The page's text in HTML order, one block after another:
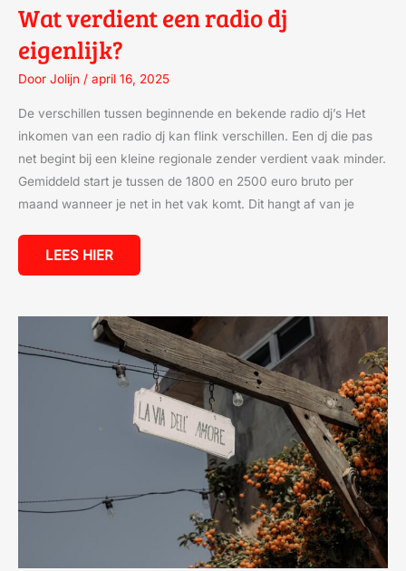
Wat verdient een radio dj
eigenlijk?
Door Jolijn / april 16, 2025
De verschillen tussen beginnende en bekende radio dj’s Het
inkomen van een radio dj kan flink verschillen. Een dj die pas
net begint bij een kleine regionale zender verdient vaak minder.
Gemiddeld start je tussen de 1800 en 2500 euro bruto per
maand wanneer je net in het vak komt. Dit hangt af van je
LEES HIER
MARIEKE
ELSINGA
VERRUILT
AMSTERDAM